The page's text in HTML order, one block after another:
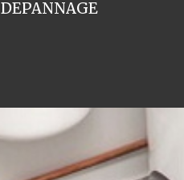
DEPANNAGE